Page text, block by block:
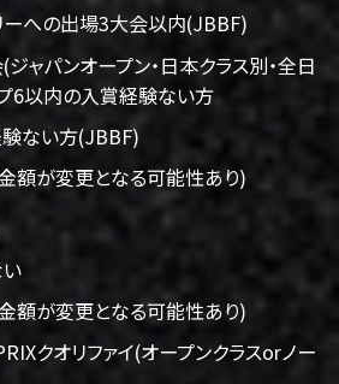
ーへの出場3大会以内(JBBF)
ャパンオープン・日本クラス別・全日
6以内の入賞経験ない方
ない方(JBBF)
額が変更となる可能性あり)
額が変更となる可能性あり)
クオリファイ(オープンクラスorノー